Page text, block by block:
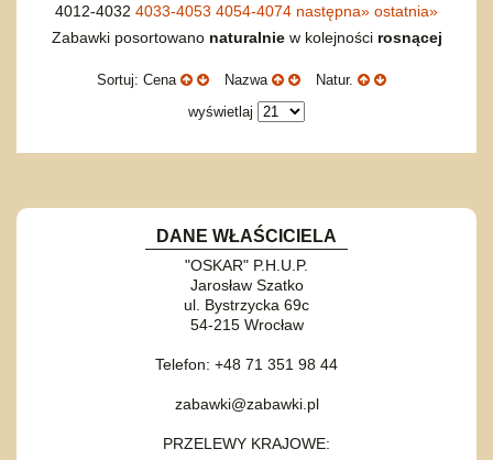
4012-4032 4033-4053 4054-4074 następna» ostatnia»
Zabawki posortowano naturalniew kolejności rosnącej
Sortuj: Cena Nazwa
Natur.
wyświetlaj
DANE WŁAŚCICIELA
"OSKAR" P.H.U.P.
Jarosław Szatko
ul. Bystrzycka 69c
54-215 Wrocław
Telefon: +48 71 351 98 44
zabawki@zabawki.pl
PRZELEWY KRAJOWE: